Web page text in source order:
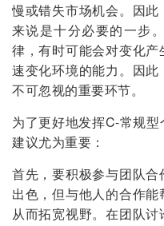
慢或错失市场机会。因
来说是十分必要的一步
律，有时可能会对变化
速变化环境的能力。因
不可忽视的重要环节。
为了更好地发挥C-常规
建议尤为重要：
首先，要积极参与团队
出色，但与他人的合作能
从而拓宽视野。在团队